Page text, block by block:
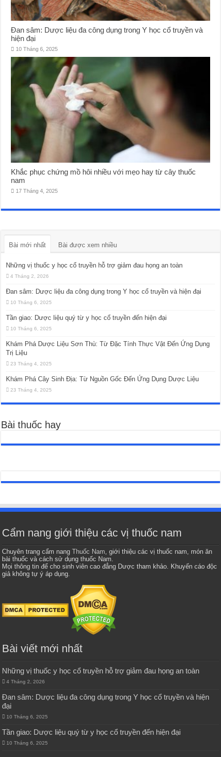
Đan sâm: Dược liệu đa công dụng trong Y học cổ truyền và
hiện đại
10 Tháng 6, 2025
Khắc phục chứng mồ hôi nhiều với mẹo hay từ cây thuốc
nam
17 Tháng 4, 2025
Bài mới nhất Bài được xem nhiều
Những vị thuốc y học cổ truyền hỗ trợ giảm đau họng an toàn
4 Tháng 2, 2026
Đan sâm: Dược liệu đa công dụng trong Y học cổ truyền và hiện đại
10 Tháng 6, 2025
Tần giao: Dược liệu quý từ y học cổ truyền đến hiện đại
10 Tháng 6, 2025
Khám Phá Dược Liệu Sơn Thù: Từ Đặc Tính Thực Vật Đến Ứng Dụng
Trị Liệu
23 Tháng 4, 2025
Khám Phá Cây Sinh Địa: Từ Nguồn Gốc Đến Ứng Dụng Dược Liệu
23 Tháng 4, 2025
Bài thuốc hay
Cẩm nang giới thiệu các vị thuốc nam
Chuyên trang cẩm nangThuốc Nam, giới thiệu các vị thuốc nam, món ăn
bài thuốc và cách sử dụng thuốc Nam.
Mọi thông tin để cho sinh viên cao đẳng Dược tham khảo. Khuyến cáo độc
giả không tự ý áp dụng.
Bài viết mới nhất
Những vị thuốc y học cổ truyền hỗ trợ giảm đau họng an toàn
4 Tháng 2, 2026
Đan sâm: Dược liệu đa công dụng trong Y học cổ truyền và hiện
đại
10 Tháng 6, 2025
Tần giao: Dược liệu quý từ y học cổ truyền đến hiện đại
10 Tháng 6, 2025